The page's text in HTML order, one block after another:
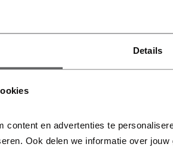
Details
content en advertenties te
Ook delen we informatie over
alsjeblieft ons